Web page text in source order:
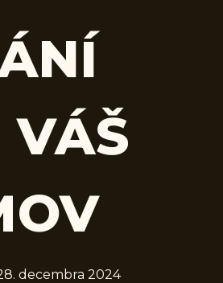
VÁŠ
decembra 2024